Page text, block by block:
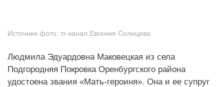
Источник фото: тг-канал Евгения Солнцева
Людмила Эдуардовна Маковецкая из села
Подгородняя Покровка Оренбургского района
удостоена звания «Мать-героиня». Она и ее супруг